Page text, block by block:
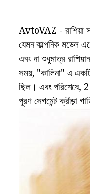
AvtoVAZ - রাশিয়া
যেমন কাল্পনিক মডেল
এবং না শুধুমাত্র
সময়, "কালিনা" এ
ছিল। এবং পরিশেষে,
পূরণ সেগমেন্ট ক্রীড়া